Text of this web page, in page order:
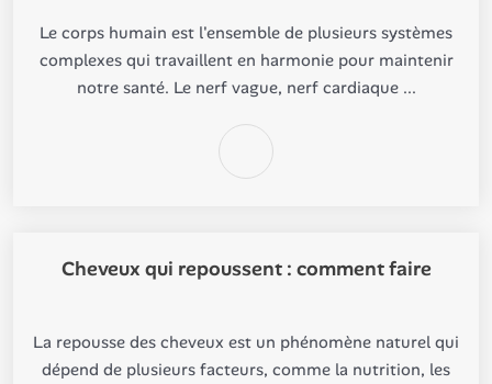
Le corps humain est l'ensemble de plusieurs systèmes
complexes qui travaillent en harmonie pour maintenir
notre santé. Le nerf vague, nerf cardiaque ...
Cheveux qui repoussent : comment faire
La repousse des cheveux est un phénomène naturel qui
dépend de plusieurs facteurs, comme la nutrition, les